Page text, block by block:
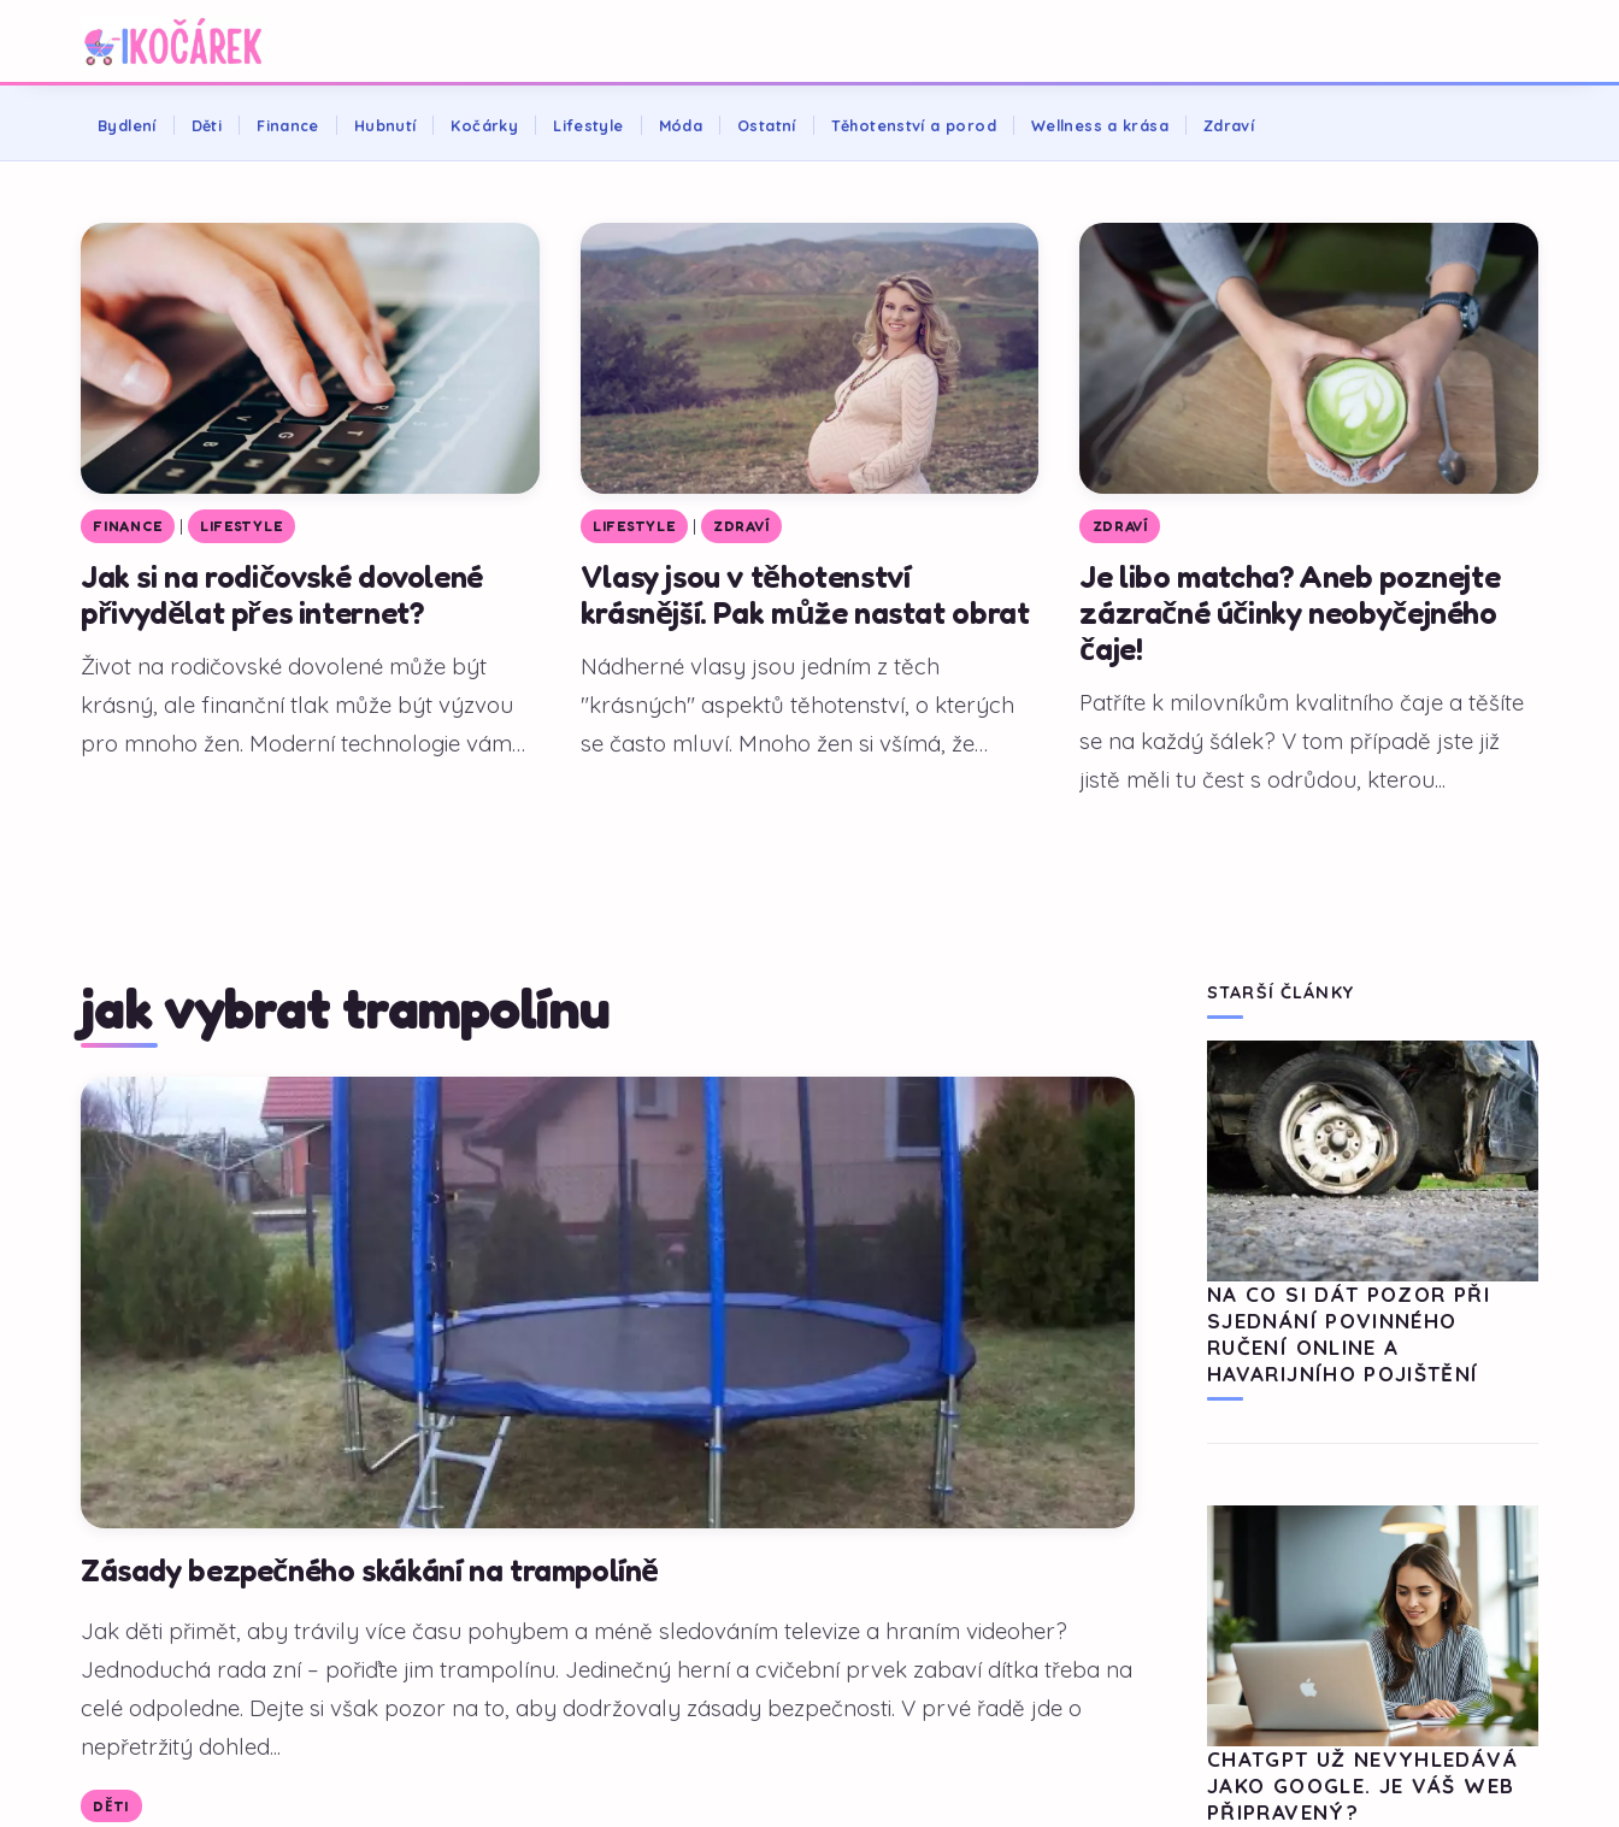
Bydlení Děti Finance Hubnutí Kočárky Lifestyle Móda Ostatní Těhotenství a porod Wellness a krása Zdraví
Jak si na rodičovské dovolené
přivydělat přes internet?
Život na rodičovské dovolené může být
krásný, ale finanční tlak může být výzvou
pro mnoho žen. Moderní technologie vám
FINANCE | LIFESTYLE
Vlasy jsou v těhotenství
krásnější. Pak může nastat obrat
Nádherné vlasy jsou jedním z těch
"krásných" aspektů těhotenství, o kterých
se často mluví. Mnoho žen si všímá, že
LIFESTYLE | ZDRAVÍ
Je libo matcha? Aneb poznejte
zázračné účinky neobyčejného
čaje!
Patříte k milovníkům kvalitního čaje a těšíte
se na každý šálek? V tom případě jste již
jistě měli tu čest s odrůdou, kterou...
ZDRAVÍ
jak vybrat trampolínu
Zásady bezpečného skákání na trampolíně
Jak děti přimět, aby trávily více času pohybem a méně sledováním televize a hraním videoher?
Jednoduchá rada zní – pořiďte jim trampolínu. Jedinečný herní a cvičební prvek zabaví dítka třeba na
celé odpoledne. Dejte si však pozor na to, aby dodržovaly zásady bezpečnosti. V prvé řadě jde o
nepřetržitý dohled...
DĚTI
STARŠÍ ČLÁNKY
NA CO SI DÁT POZOR PŘI
SJEDNÁNÍ POVINNÉHO
RUČENÍ ONLINE A
HAVARIJNÍHO POJIŠTĚNÍ
CHATGPT UŽ NEVYHLEDÁVÁ
JAKO GOOGLE. JE VÁŠ WEB
PŘIPRAVENÝ?